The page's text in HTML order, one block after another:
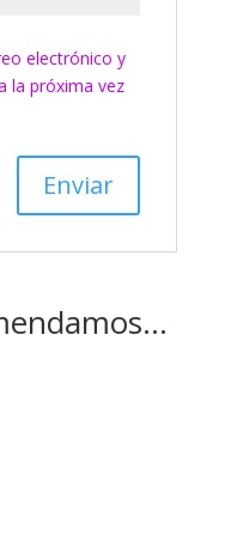
electrónico y
la próxima vez